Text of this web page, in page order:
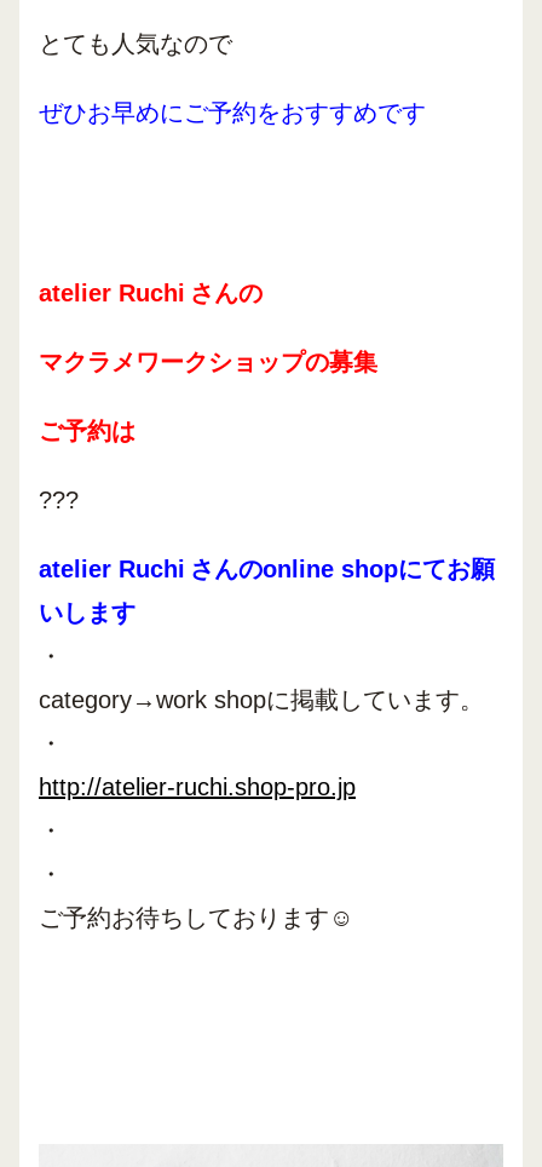
とても人気なので
ぜひお早めにご予約をおすすめです
atelier Ruchi さんの
マクラメワークショップの募集
ご予約は
???
atelier Ruchi さんのonline shopにてお願
いします
・
category→work shopに掲載しています。
・
http://atelier-ruchi.shop-pro.jp
・
・
ご予約お待ちしております ☺︎